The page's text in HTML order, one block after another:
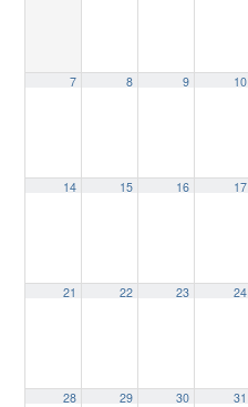
7 8 9 10
14 15 16 17
21 22 23 24
28 29 30 31